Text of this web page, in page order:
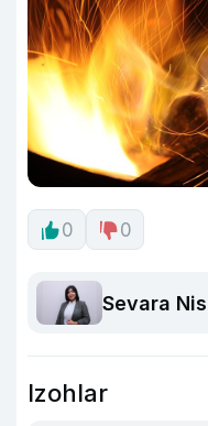
0 0
Sevara
Izohlar